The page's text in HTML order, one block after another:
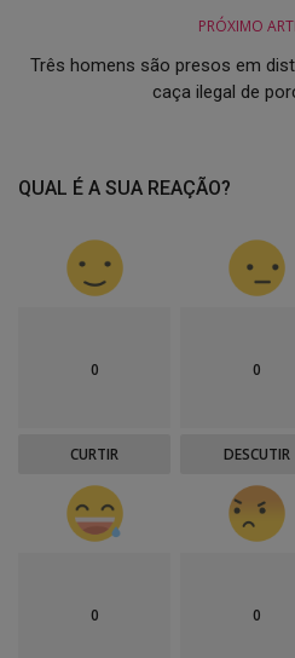
PRÓXIMO
Três homens são presos em
caça ilegal de
QUAL É A SUA REAÇÃO?
0
CURTIR
0
DESCUTIR
0 0